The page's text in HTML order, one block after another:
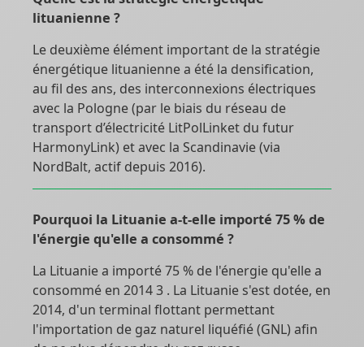
lituanienne ?
Le deuxième élément important de la stratégie
énergétique lituanienne a été la densification,
au fil des ans, des interconnexions électriques
avec la Pologne (par le biais du réseau de
transport d’électricité LitPolLinket du futur
HarmonyLink) et avec la Scandinavie (via
NordBalt, actif depuis 2016).
Pourquoi la Lituanie a-t-elle importé 75 % de
l'énergie qu'elle a consommé ?
La Lituanie a importé 75 % de l'énergie qu'elle a
consommé en 2014 3 . La Lituanie s'est dotée, en
2014, d'un terminal flottant permettant
l'importation de gaz naturel liquéfié (GNL) afin